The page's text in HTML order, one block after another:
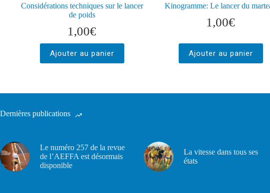
Considérations techniques sur le lancer
de poids
1,00€
Ajouter au panier
Kinogramme: Le lancer du
1,00€
Ajouter au panier
Dernières publications
Le numéro 257 de la revue
de l’AEFFA est désormais
disponible
La vitesse dans tous ses
états